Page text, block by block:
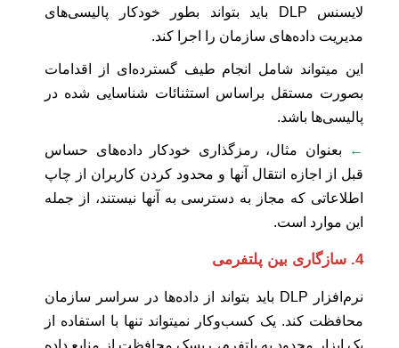
لایسنس DLP باید بتواند بطور خودکار پالیسی‌های
مدیریت داده‌های سازمان را اجرا کند.
این میتواند شامل انجام طیف گسترده‌ای از اقدامات
بصورت مستقل براساس استثنائات شناسایی شده در
پالیسی‌ها باشد.
← بعنوان مثال، رمزگذاری خودکار داده‌های حساس
قبل از اجازه انتقال آنها و محدود کردن کاربران از چاپ
اطلاعاتی که مجاز به دسترسی به آنها نیستند، از جمله
این موارد است.
4. سازگاری بین پلتفرمی
نرم‌افزار DLP باید بتواند از داده‌ها در سراسر سازمان
محافظت کند. یک کسب‌وکار نمیتواند تنها با استفاده از
یک ابزار محدود به پلتفرم، ریسک محافظت از منابع داده